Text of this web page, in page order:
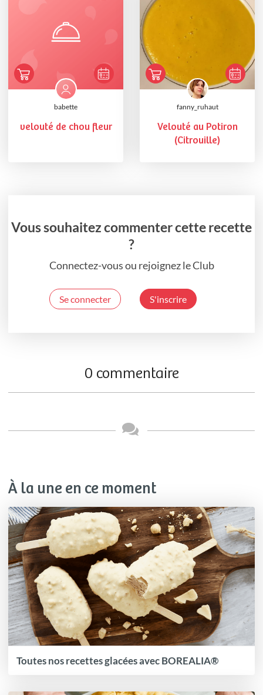
babette
velouté de chou fleur
fanny_ruhaut
Velouté au Potiron
(Citrouille)
Vous souhaitez commenter cette recette
?
Connectez-vous ou rejoignez le Club
Se connecter S'inscrire
0 commentaire
À la une en ce moment
Toutes nos recettes glacées avec BOREALIA®